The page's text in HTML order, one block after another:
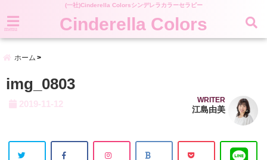
(一社)Cinderella Colorsシンデレラカラーセラピー
menu Cinderella Colors
ホーム
img_0803
2019-11-12 WRITER
江島由美